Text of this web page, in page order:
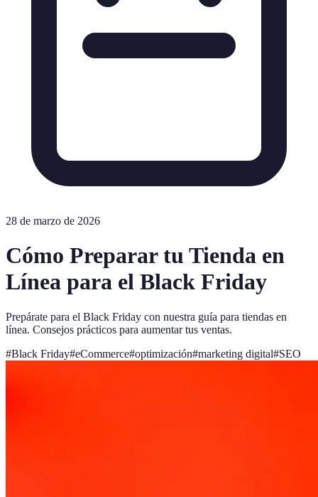
28 de marzo de 2026
Cómo Preparar tu Tienda en
Línea para el Black Friday
Prepárate para el Black Friday con nuestra guía para tiendas en
línea. Consejos prácticos para aumentar tus ventas.
#Black Friday#eCommerce#optimización#marketing digital#SEO